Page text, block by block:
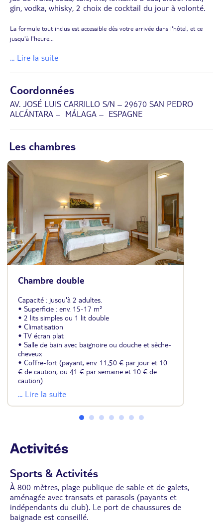
gin, vodka, whisky, 2 choix de cocktail du jour à volonté.
La formule tout inclus est accessible dès votre arrivée dans l'hôtel, et ce
jusqu'à l'heure
... Lire la suite
Coordonnées
AV. JOSÉ LUIS CARRILLO S/N – 29670 SAN PEDRO
ALCÁNTARA – MÁLAGA – ESPAGNE
Les chambres
Chambre double
Capacité : jusqu'à 2 adultes.
• Superficie : env. 15-17 m²
• 2 lits simples ou 1 lit double
• Climatisation
• TV écran plat
• Salle de bain avec baignoire ou douche et sèche-
cheveux
• Coffre-fort (payant, env. 11,50 € par jour et 10
€ de caution, ou 41 € par semaine et 10 € de
caution)
• Possibilité de location de mini-réfrigérateur
(payant, env. 13 € par jour ou 54,50 € par
semaine)
... Lire la suite
Activités
Sports & Activités
À 800 mètres, plage publique de sable et de galets,
aménagée avec transats et parasols (payants et
indépendants du club). Le port de chaussures de
baignade est conseillé.